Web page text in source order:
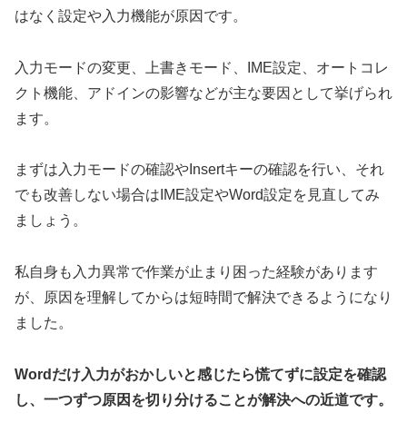
はなく設定や入力機能が原因です。
入力モードの変更、上書きモード、IME設定、オートコレ
クト機能、アドインの影響などが主な要因として挙げられ
ます。
まずは入力モードの確認やInsertキーの確認を行い、それ
でも改善しない場合はIME設定やWord設定を見直してみ
ましょう。
私自身も入力異常で作業が止まり困った経験があります
が、原因を理解してからは短時間で解決できるようになり
ました。
Wordだけ入力がおかしいと感じたら慌てずに設定を確認
し、一つずつ原因を切り分けることが解決への近道です。